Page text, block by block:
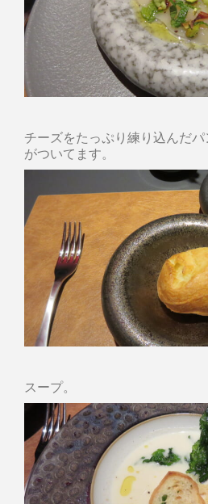
チーズをたっぷり練り込んだ
がついてます。
スープ。